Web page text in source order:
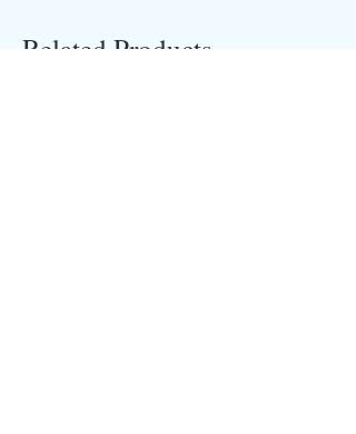
Related Products